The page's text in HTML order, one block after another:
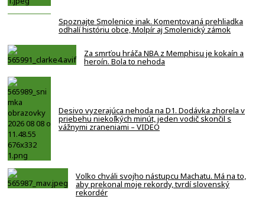
Spoznajte Smolenice inak. Komentovaná prehliadka
odhalí históriu obce, Molpír aj Smolenický zámok
Za smrťou hráča NBA z Memphisu je kokaín a
heroín. Bola to nehoda
Desivo vyzerajúca nehoda na D1. Dodávka zhorela v
priebehu niekoľkých minút, jeden vodič skončil s
vážnymi zraneniami – VIDEO
Volko chváli svojho nástupcu Machatu. Má na to,
aby prekonal moje rekordy, tvrdí slovenský
rekordér